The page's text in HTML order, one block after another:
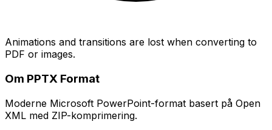
Animations and transitions are lost when converting to
PDF or images.
Om PPTX Format
Moderne Microsoft PowerPoint-format basert på Open
XML med ZIP-komprimering.